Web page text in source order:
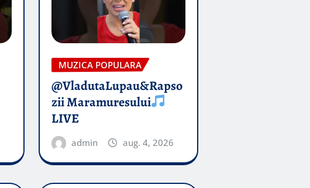
MUZICA POPULARA
@VladutaLupau&Rapso
zii Maramuresului
LIVE
admin aug. 4, 2026